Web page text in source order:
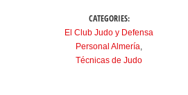
CATEGORIES:
El Club Judo y Defensa
Personal Almería,
Técnicas de Judo